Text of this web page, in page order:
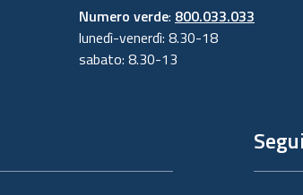
Numero verde: 800.033.033
lunedì-venerdì: 8.30-18
sabato: 8.30-13